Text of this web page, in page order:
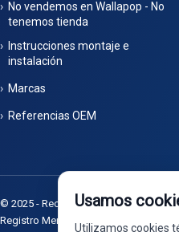
No vendemos en Wallapop - No
tenemos tienda
Instrucciones montaje e
instalación
Marcas
Referencias OEM
© 2025 - Recuperaciones Valdizarbe
Registro Mercantil de Navarra, Tomo
Usamos
Utilizamos cookies